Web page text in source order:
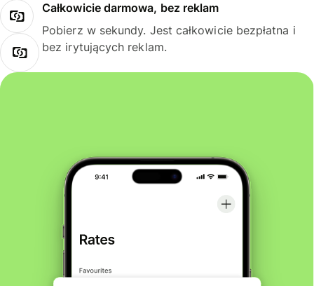
Całkowicie darmowa, bez reklam
Pobierz w sekundy. Jest całkowicie bezpłatna i
bez irytujących reklam.